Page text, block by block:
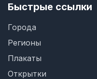
Быстрые ссылки
Города
Регионы
Плакаты
Открытки